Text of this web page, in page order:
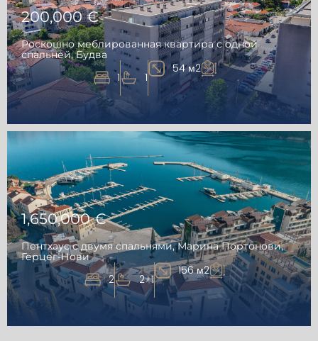
200,000 €
Роскошно меблированная квартира с одной
спальней, Будва
1 1
54 м2
1,650,000 €
Пентхаус с двумя спальнями, Марина Портонови,
Герцег-Нови
2 2+1
156 м2